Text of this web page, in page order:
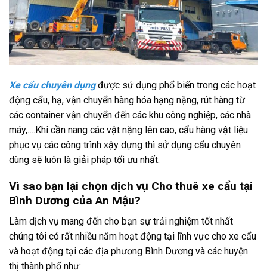
Xe cẩu chuyên dụngđược sử dụng phổ biến trong các hoạt
động cẩu, hạ, vận chuyển hàng hóa hạng nặng, rút hàng từ
các container vận chuyển đến các khu công nghiệp, các nhà
máy,….Khi cần nang các vật nặng lên cao, cẩu hàng vật liệu
phục vụ các công trình xậy dựng thì sử dụng cẩu chuyên
dùng sẽ luôn là giải pháp tối ưu nhất.
Vì sao bạn lại chọn dịch vụ Cho thuê xe cẩu tại
Bình Dương của An Mậu?
Làm dịch vụ mang đến cho bạn sự trải nghiệm tốt nhất
chúng tôi có rất nhiều năm hoạt động tại lĩnh vực cho xe cẩu
và hoạt động tại các địa phương Bình Dương và các huyện
thị thành phố như: